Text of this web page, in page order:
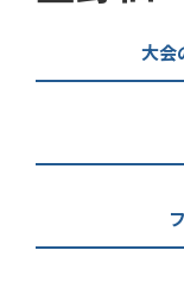
大会